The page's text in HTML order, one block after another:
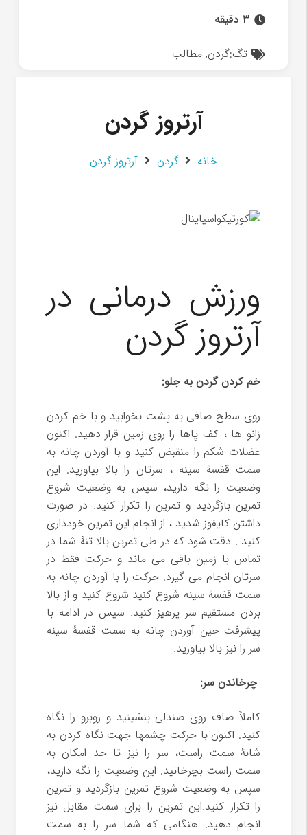
3 دقیقه
تگ:گردن,مطالب
آرتروز گردن
خانه گردن آرتروز گردن
ورزش درمانی در
آرتروز گردن
خم کردن گردن به جلو:
روی سطح صافی به پشت بخوابید و با خم کردن
زانو ها ، کف پاها را روی زمین قرار دهید. اکنون
عضلات شکم را منقبض کنید و با آوردن چانه به
سمت قفسۀ سینه ، سرتان را بالا بیاورید. این
وضعیت را نگه دارید، سپس به وضعیت شروع
تمرین بازگردید و تمرین را تکرار کنید. در صورت
داشتن کایفوز شدید ، از انجام این تمرین خودداری
کنید . دقت شود که در طی تمرین بالا تنۀ شما در
تماس با زمین باقی می ماند و حرکت فقط در
سرتان انجام می گیرد. حرکت را با آوردن چانه به
سمت قفسۀ سینه شروع کنید شروع کنید و از بالا
بردن مستقیم سر پرهیز کنید. سپس در ادامه با
پیشرفت حین آوردن چانه به سمت قفسۀ سینه
سر را نیز بالا بیاورید.
چرخاندن سر:
کاملاً صاف روی صندلی بنشینید و روبرو را نگاه
کنید. اکنون با حرکت چشمها جهت نگاه کردن به
شانۀ سمت راست، سر را نیز تا حد امکان به
سمت راست بچرخانید. این وضعیت را نگه دارید،
سپس به وضعیت شروع تمرین بازگردید و تمرین
را تکرار کنید.این تمرین را برای سمت مقابل نیز
انجام دهید. هنگامی که شما سر را به سمت